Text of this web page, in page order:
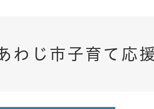
わじ市子育て応